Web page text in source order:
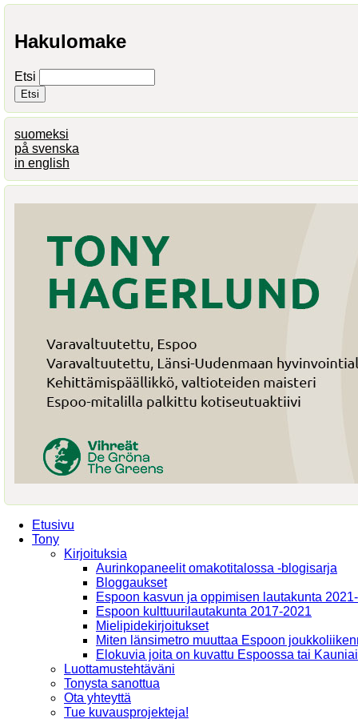
Hakulomake
Etsi
suomeksi
på svenska
in english
Etusivu
Tony
Kirjoituksia
Aurinkopaneelit omakotitalossa -blogisarja
Bloggaukset
Espoon kasvun ja oppimisen lautakunta
Espoon kulttuurilautakunta 2017-2021
Mielipidekirjoitukset
Miten länsimetro muuttaa Espoon
Elokuvia joita on kuvattu Espoossa tai
Luottamustehtäväni
Tonysta sanottua
Ota yhteyttä
Tue kuvausprojekteja!